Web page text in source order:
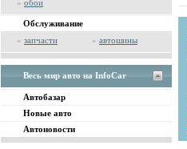
» обои
Обслуживание
» запчасти » автошины
Весь мир авто на InfoCar
Автобазар
Новые авто
Автоновости